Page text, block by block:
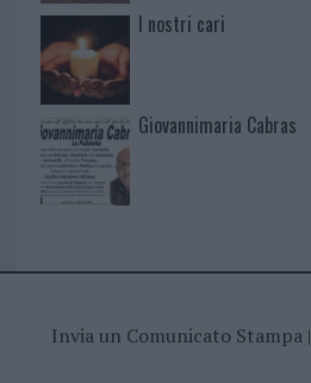
I nostri cari
Giovannimaria Cabras
Invia un Comunicato Stampa|